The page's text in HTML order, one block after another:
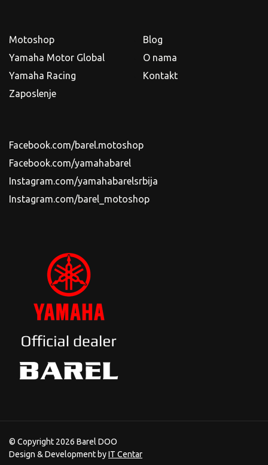
Motoshop
Yamaha Motor Global
Yamaha Racing
Zaposlenje
Blog
O nama
Kontakt
Facebook.com/barel.motoshop
Facebook.com/yamahabarel
Instagram.com/yamahabarelsrbija
Instagram.com/barel_motoshop
© Copyright 2026 Barel DOO
Design & Development byIT Centar